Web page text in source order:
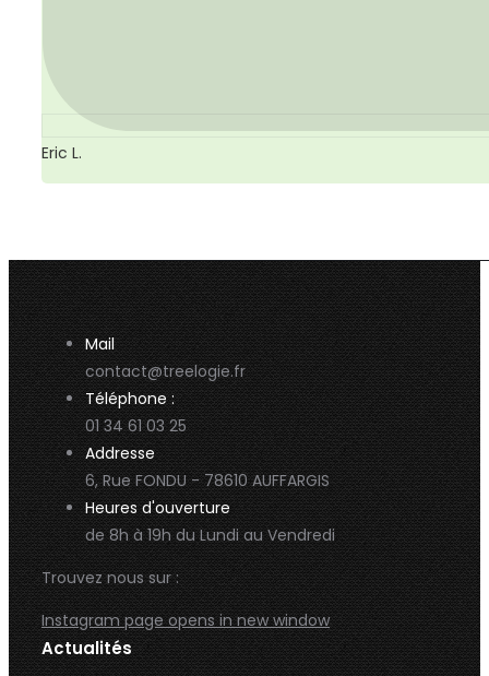
Eric L.
Mail
contact@treelogie.fr
Téléphone :
01 34 61 03 25
Addresse
6, Rue FONDU - 78610 AUFFARGIS
Heures d'ouverture
de 8h à 19h du Lundi au Vendredi
Trouvez nous sur :
Instagram page opens in new window
Actualités